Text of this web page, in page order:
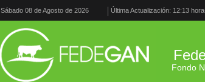
Sábado 08 de Agosto de 2026 Última Actualización: 12:13
Fondo